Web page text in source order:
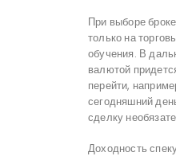
При выборе
только на
обучения. В
валютой
перейти,
сегодняшний
сделку
Доходность